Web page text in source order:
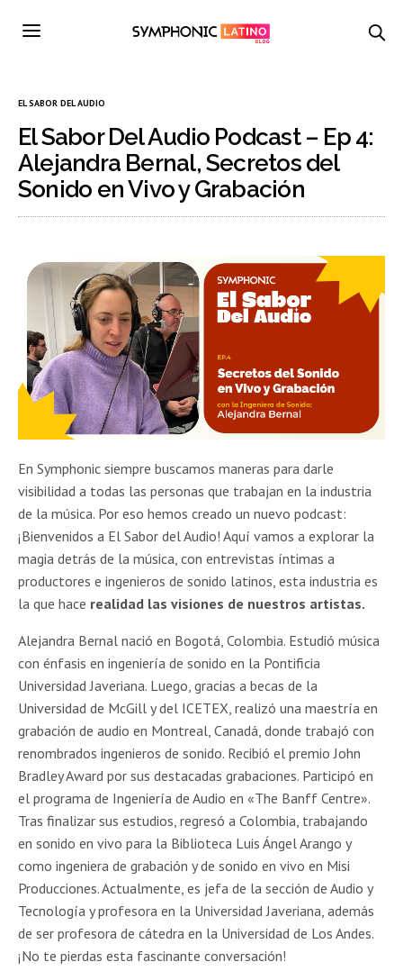
EL SABOR DEL AUDIO
El Sabor Del Audio Podcast – Ep 4:
Alejandra Bernal, Secretos del
Sonido en Vivo y Grabación
En Symphonic siempre buscamos maneras para darle
visibilidad a todas las personas que trabajan en la industria
de la música. Por eso hemos creado un nuevo podcast:
¡Bienvenidos a El Sabor del Audio! Aquí vamos a explorar la
magia detrás de la música, con entrevistas íntimas a
productores e ingenieros de sonido latinos, esta industria es
la que hace realidad las visiones de nuestros artistas.
Alejandra Bernal nació en Bogotá, Colombia. Estudió música
con énfasis en ingeniería de sonido en la Pontificia
Universidad Javeriana. Luego, gracias a becas de la
Universidad de McGill y del ICETEX, realizó una maestría en
grabación de audio en Montreal, Canadá, donde trabajó con
renombrados ingenieros de sonido. Recibió el premio John
Bradley Award por sus destacadas grabaciones. Participó en
el programa de Ingeniería de Audio en «The Banff Centre».
Tras finalizar sus estudios, regresó a Colombia, trabajando
en sonido en vivo para la Biblioteca Luis Ángel Arango y
como ingeniera de grabación y de sonido en vivo en Misi
Producciones. Actualmente, es jefa de la sección de Audio y
Tecnología y profesora en la Universidad Javeriana, además
de ser profesora de cátedra en la Universidad de Los Andes.
¡No te pierdas esta fascinante conversación!